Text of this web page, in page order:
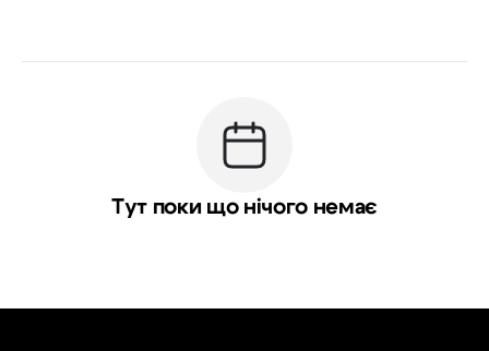
Тут поки що нічого немає